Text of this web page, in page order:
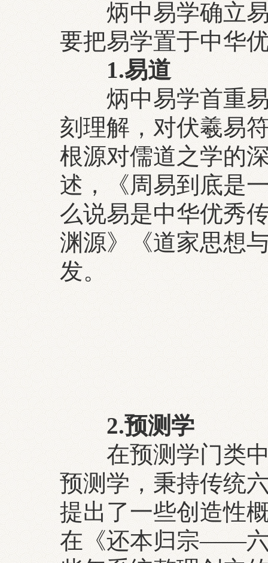
炳中易学确立易
要把易学置于中华
1.易道
炳中易学首重易
刻理解，对伏羲易
根源对儒道之学的
述，《周易到底是
么说易是中华优秀
渊源》《道家思想
发。
2.预测学
在预测学门类中
预测学，秉持传统
提出了一些创造性
在《还本归宗——六